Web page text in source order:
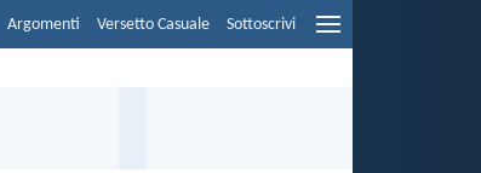
Argomenti Versetto Casuale Sottoscrivi